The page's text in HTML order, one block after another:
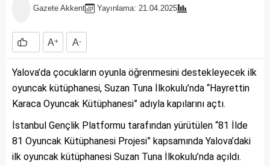
Gazete Akkent Yayınlama: 21.04.2025
A+ A-
Yalova’da çocukların oyunla öğrenmesini destekleyecek ilk
oyuncak kütüphanesi, Suzan Tuna İlkokulu’nda “Hayrettin
Karaca Oyuncak Kütüphanesi” adıyla kapılarını açtı.
İstanbul Gençlik Platformu tarafından yürütülen “81 İlde
81 Oyuncak Kütüphanesi Projesi” kapsamında Yalova’daki
ilk oyuncak kütüphanesi Suzan Tuna İlkokulu’nda açıldı.